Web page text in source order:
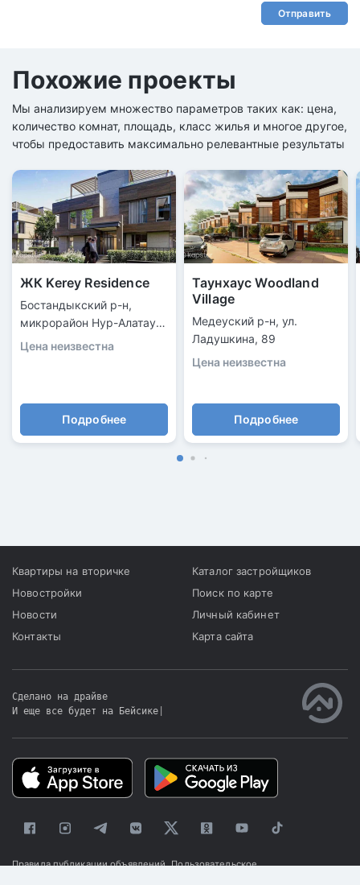
Отправить
Похожие проекты
Мы анализируем множество параметров таких как: цена,
количество комнат, площадь, класс жилья и многое другое,
чтобы предоставить максимально релевантные результаты
ЖК Kerey Residence
Бостандыкский р-н,
микрорайон Нур-Алатау
ул 13, дом 34
Цена неизвестна
Подробнее
Таунхаус Woodland
Village
Медеуский р-н, ул.
Ладушкина, 89
Цена неизвестна
Подробнее
Квартиры на вторичке
Новостройки
Новости
Контакты
Каталог застройщиков
Поиск по карте
Личный кабинет
Карта сайта
Сделано на драйве
И еще все будет на Бейсике
Правила публикации объявлений Пользовательское